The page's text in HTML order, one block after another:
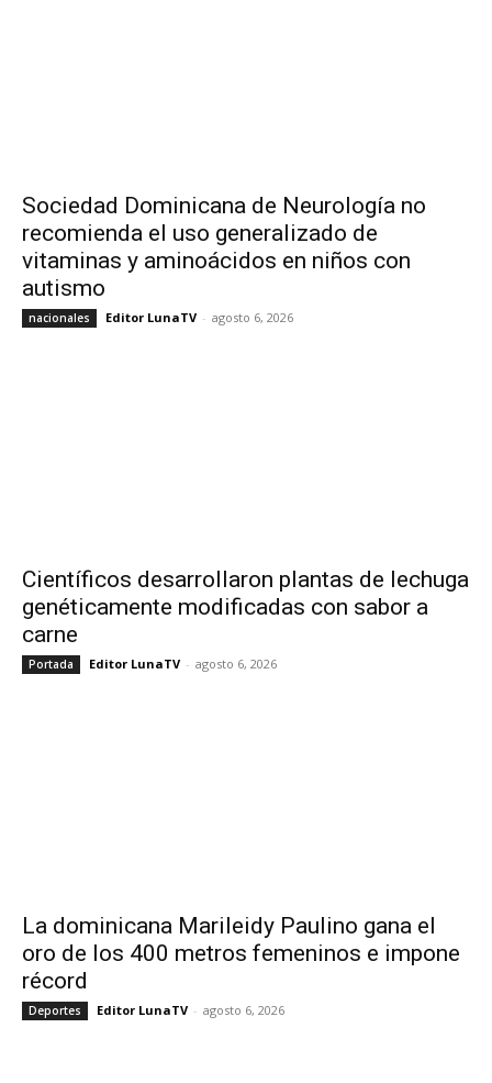
Sociedad Dominicana de Neurología no
recomienda el uso generalizado de
vitaminas y aminoácidos en niños con
autismo
nacionales Editor LunaTV - agosto 6, 2026
Científicos desarrollaron plantas de lechuga
genéticamente modificadas con sabor a
carne
Portada Editor LunaTV - agosto 6, 2026
La dominicana Marileidy Paulino gana el
oro de los 400 metros femeninos e impone
récord
Deportes Editor LunaTV - agosto 6, 2026